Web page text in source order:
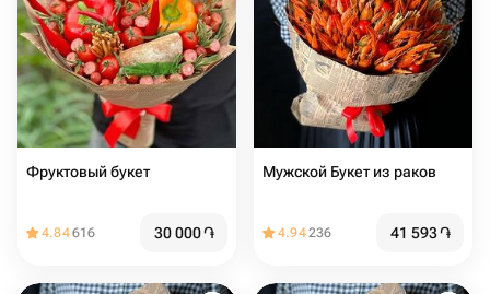
Фруктовый букет
4.84616 30 000֏
Мужской Букет из раков
4.94236 41 593֏